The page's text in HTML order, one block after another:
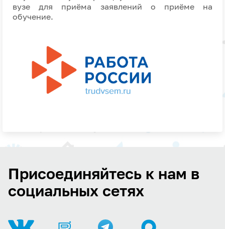
вузе для приёма заявлений о приёме на
обучение.
Присоединяйтесь к нам в
социальных сетях